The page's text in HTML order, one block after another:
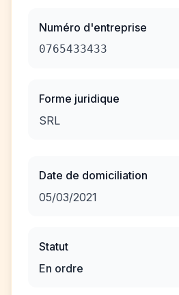
Numéro d'entreprise
0765433433
Forme juridique
SRL
Date de domiciliation
05/03/2021
Statut
En ordre